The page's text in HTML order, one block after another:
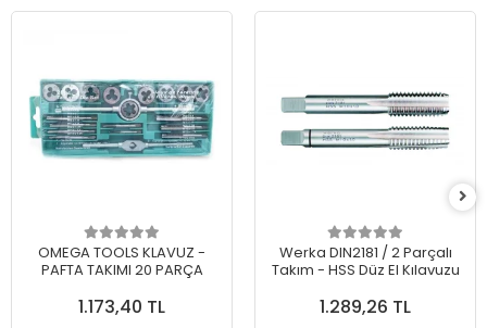
OMEGA TOOLS KLAVUZ -
PAFTA TAKIMI 20 PARÇA
1.173,40 TL
Werka DIN2181 / 2 Parçalı
Takım - HSS Düz El Kılavuzu
1.289,26 TL